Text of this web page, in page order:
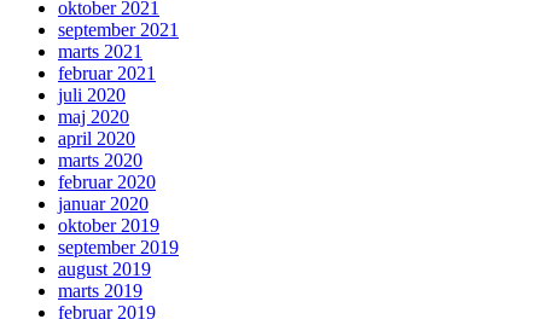
oktober 2021
september 2021
marts 2021
februar 2021
juli 2020
maj 2020
april 2020
marts 2020
februar 2020
januar 2020
oktober 2019
september 2019
august 2019
marts 2019
februar 2019